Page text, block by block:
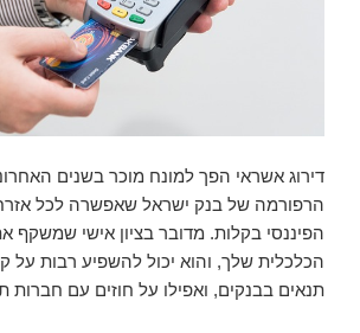
דירוג אשראי הפך למונח מוכר בשנים
הרפורמה של בנק ישראל שאפשרה לכל
הפיננסי בקלות. מדובר בציון אישי שמשקף
הכלכלית שלך, והוא יכול להשפיע רבות על
תנאים בבנקים, ואפילו על חוזים עם חברות